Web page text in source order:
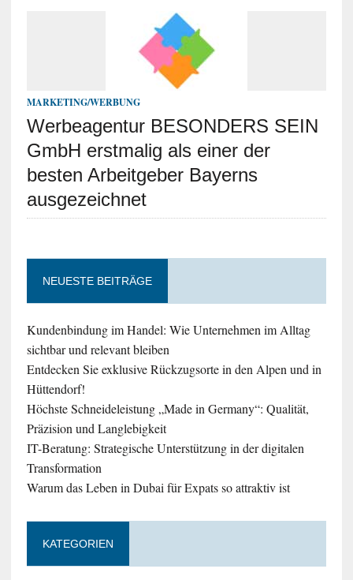
MARKETING/WERBUNG
Werbeagentur BESONDERS SEIN
GmbH erstmalig als einer der
besten Arbeitgeber Bayerns
ausgezeichnet
NEUESTE BEITRÄGE
Kundenbindung im Handel: Wie Unternehmen im Alltag
sichtbar und relevant bleiben
Entdecken Sie exklusive Rückzugsorte in den Alpen und in
Hüttendorf!
Höchste Schneideleistung „Made in Germany“: Qualität,
Präzision und Langlebigkeit
IT-Beratung: Strategische Unterstützung in der digitalen
Transformation
Warum das Leben in Dubai für Expats so attraktiv ist
KATEGORIEN